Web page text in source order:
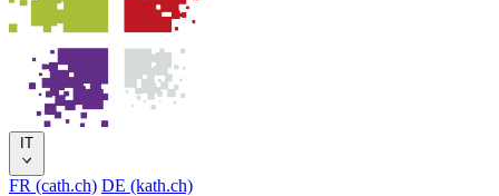
IT
FR (cath.ch) DE (kath.ch)